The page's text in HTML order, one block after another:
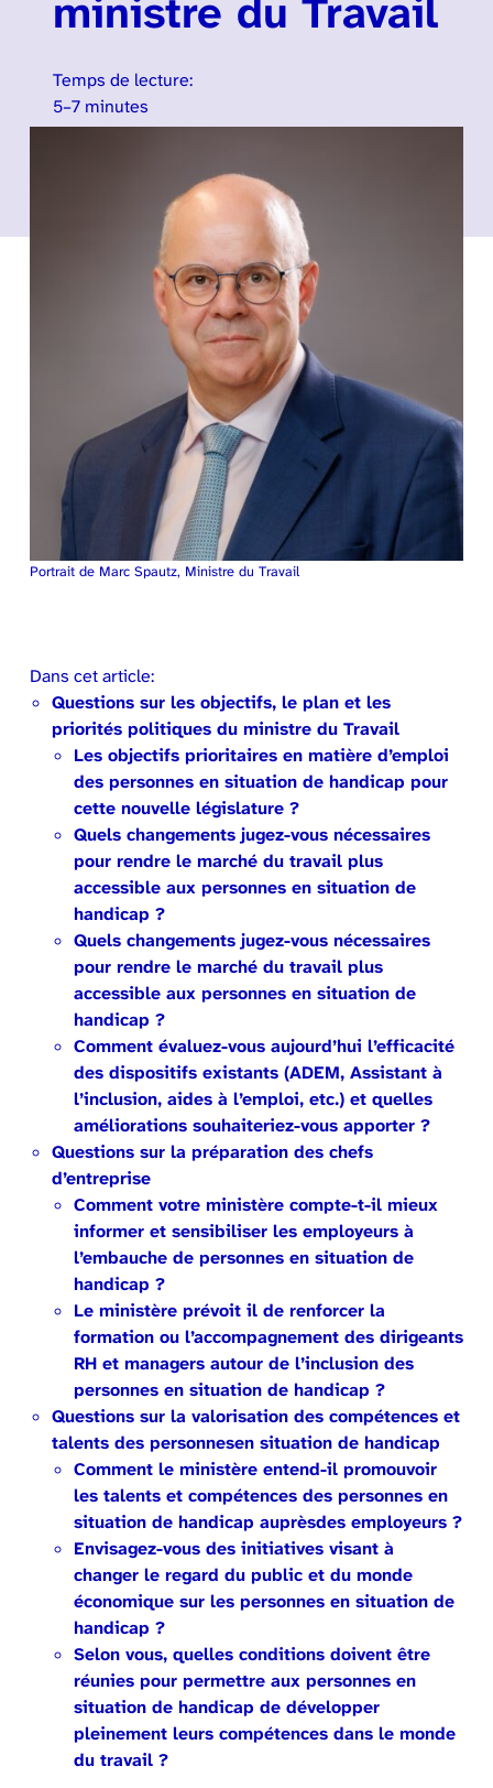
ministre du Travail
Temps de lecture:
5–7 minutes
Portrait de Marc Spautz, Ministre du Travail
Dans cet article:
Questions sur les objectifs, le plan et les
priorités politiques du ministre du Travail
Les objectifs prioritaires en matière d’emploi
des personnes en situation de handicap pour
cette nouvelle législature ?
Quels changements jugez-vous nécessaires
pour rendre le marché du travail plus
accessible aux personnes en situation de
handicap ?
Quels changements jugez-vous nécessaires
pour rendre le marché du travail plus
accessible aux personnes en situation de
handicap ?
Comment évaluez-vous aujourd’hui l’efficacité
des dispositifs existants (ADEM, Assistant à
l’inclusion, aides à l’emploi, etc.) et quelles
améliorations souhaiteriez-vous apporter ?
Questions sur la préparation des chefs
d’entreprise
Comment votre ministère compte-t-il mieux
informer et sensibiliser les employeurs à
l’embauche de personnes en situation de
handicap ?
Le ministère prévoit il de renforcer la
formation ou l’accompagnement des dirigeants
RH et managers autour de l’inclusion des
personnes en situation de handicap ?
Questions sur la valorisation des compétences et
talents des personnesen situation de handicap
Comment le ministère entend-il promouvoir
les talents et compétences des personnes en
situation de handicap auprèsdes employeurs ?
Envisagez-vous des initiatives visant à
changer le regard du public et du monde
économique sur les personnes en situation de
handicap ?
Selon vous, quelles conditions doivent être
réunies pour permettre aux personnes en
situation de handicap de développer
pleinement leurs compétences dans le monde
du travail ?